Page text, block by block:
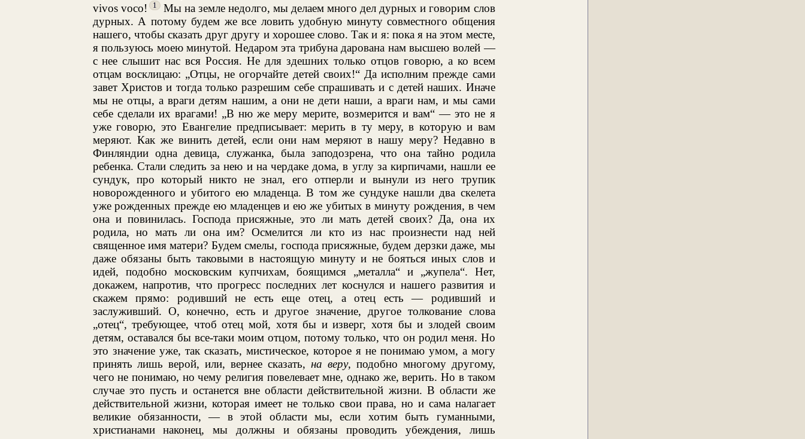
vivos voco!
1
Мы на земле недолго, мы делаем много дел дурных и говорим слов
дурных. А потому будем же все ловить удобную минуту совместного общения
нашего, чтобы сказать друг другу и хорошее слово. Так и я: пока я на этом месте,
я пользуюсь моею минутой. Недаром эта трибуна дарована нам высшею волей —
с нее слышит нас вся Россия. Не для здешних только отцов говорю, а ко всем
отцам восклицаю: „Отцы, не огорчайте детей своих!“ Да исполним прежде сами
завет Христов и тогда только разрешим себе спрашивать и с детей наших. Иначе
мы не отцы, а враги детям нашим, а они не дети наши, а враги нам, и мы сами
себе сделали их врагами! „В ню же меру мерите, возмерится и вам“ — это не я
уже говорю, это Евангелие предписывает: мерить в ту меру, в которую и вам
меряют. Как же винить детей, если они нам меряют в нашу меру? Недавно в
Финляндии одна девица, служанка, была заподозрена, что она тайно родила
ребенка. Стали следить за нею и на чердаке дома, в углу за кирпичами, нашли ее
сундук, про который никто не знал, его отперли и вынули из него трупик
новорожденного и убитого ею младенца. В том же сундуке нашли два скелета
уже рожденных прежде ею младенцев и ею же убитых в минуту рождения, в чем
она и повинилась. Господа присяжные, это ли мать детей своих? Да, она их
родила, но мать ли она им? Осмелится ли кто из нас произнести над ней
священное имя матери? Будем смелы, господа присяжные, будем дерзки даже, мы
даже обязаны быть таковыми в настоящую минуту и не бояться иных слов и
идей, подобно московским купчихам, боящимся „металла“ и „жупела“. Нет,
докажем, напротив, что прогресс последних лет коснулся и нашего развития и
скажем прямо: родивший не есть еще отец, а отец есть — родивший и
заслуживший. О, конечно, есть и другое значение, другое толкование слова
„отец“, требующее, чтоб отец мой, хотя бы и изверг, хотя бы и злодей своим
детям, оставался бы все-таки моим отцом, потому только, что он родил меня. Но
это значение уже, так сказать, мистическое, которое я не понимаю умом, а могу
принять лишь верой, или, вернее сказать, на веру, подобно многому другому,
чего не понимаю, но чему религия повелевает мне, однако же, верить. Но в таком
случае это пусть и останется вне области действительной жизни. В области же
действительной жизни, которая имеет не только свои права, но и сама налагает
великие обязанности, — в этой области мы, если хотим быть гуманными,
христианами наконец, мы должны и обязаны проводить убеждения, лишь